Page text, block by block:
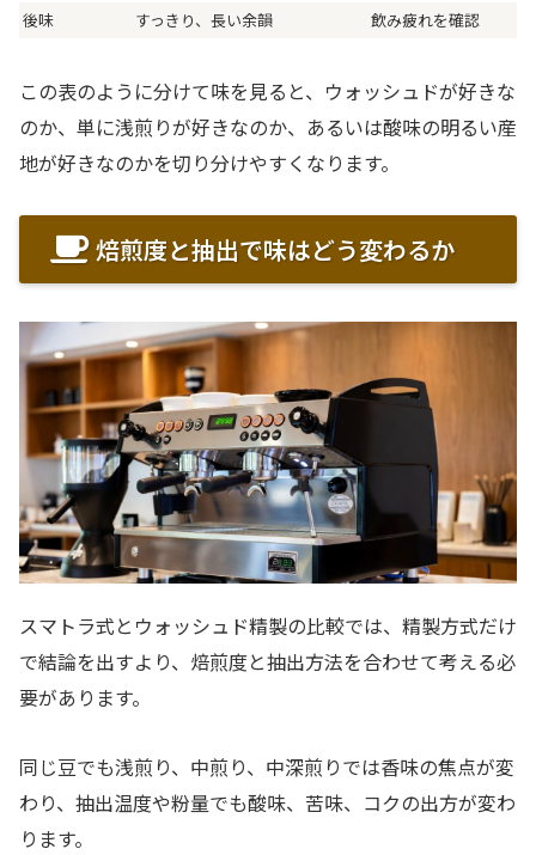
後味
すっきり、長い余韻 飲み疲れを確認
この表のように分けて味を見ると、ウォッシュドが好きな
のか、単に浅煎りが好きなのか、あるいは酸味の明るい産
地が好きなのかを切り分けやすくなります。
焙煎度と抽出で味はどう変わるか
スマトラ式とウォッシュド精製の比較では、精製方式だけ
で結論を出すより、焙煎度と抽出方法を合わせて考える必
要があります。
同じ豆でも浅煎り、中煎り、中深煎りでは香味の焦点が変
わり、抽出温度や粉量でも酸味、苦味、コクの出方が変わ
ります。